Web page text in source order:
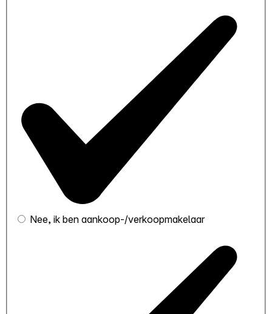
Nee, ik ben aankoop-/verkoopmakelaar